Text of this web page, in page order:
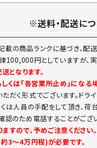
※送料・配送に
の商品ランクに基づき、配
円としていますが、
となります。
くは「各営業所止め」になる
だく形式でございます。ド
は人員の手配をして頂き、荷
のため電話することがござい
すので、予めご注意ください。
3～4万円程)が必要です。